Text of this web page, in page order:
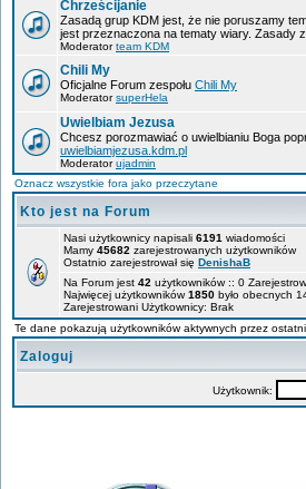
Chrześcijanie
Zasadą grup KDM jest, że nie poruszamy
jest przeznaczona na tematy wiary. Zasady
Moderatorteam KDM
Chili My
Oficjalne Forum zespołu Chili My
ModeratorsuperHela
Uwielbiam Jezusa
Chcesz porozmawiać o uwielbianiu Boga
uwielbiamjezusa.kdm.pl
Moderatorujadmin
Oznacz wszystkie fora jako przeczytane
Kto jest na Forum
Nasi użytkownicy napisali 6191 wiadomości
Mamy 45682 zarejestrowanych użytkowników
Ostatnio zarejestrował się DenishaB
Na Forum jest 42 użytkowników :: 0
Najwięcej użytkowników1850 było obecnych
Zarejestrowani Użytkownicy: Brak
Te dane pokazują użytkowników aktywnych przez
Zaloguj
Użytkownik: